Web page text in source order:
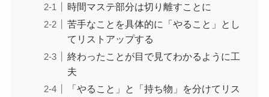
時間マステ部分は切り離すことに
苦手なことを具体的に「やること」とし
てリストアップする
終わったことが目で見てわかるように工
夫
「やること」と「持ち物」を分けてリス